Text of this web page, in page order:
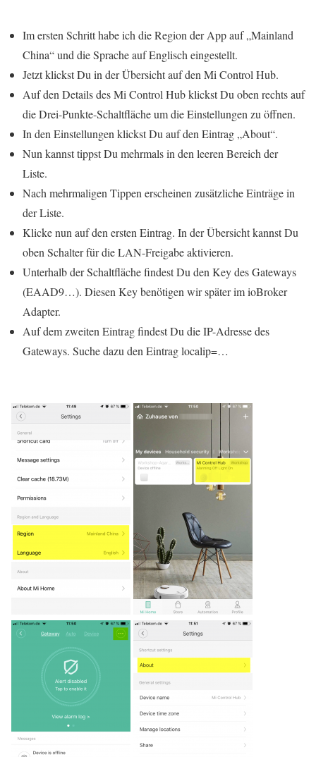
Im ersten Schritt habe ich die Region der App auf „Mainland
China“ und die Sprache auf Englisch eingestellt.
Jetzt klickst Du in der Übersicht auf den Mi Control Hub.
Auf den Details des Mi Control Hub klickst Du oben rechts auf
die Drei-Punkte-Schaltfläche um die Einstellungen zu öffnen.
In den Einstellungen klickst Du auf den Eintrag „About“.
Nun kannst tippst Du mehrmals in den leeren Bereich der
Liste.
Nach mehrmaligen Tippen erscheinen zusätzliche Einträge in
der Liste.
Klicke nun auf den ersten Eintrag. In der Übersicht kannst Du
oben Schalter für die LAN-Freigabe aktivieren.
Unterhalb der Schaltfläche findest Du den Key des Gateways
(EAAD9…). Diesen Key benötigen wir später im ioBroker
Adapter.
Auf dem zweiten Eintrag findest Du die IP-Adresse des
Gateways. Suche dazu den Eintrag localip=…